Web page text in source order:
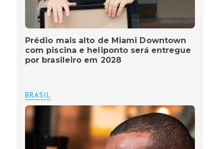
Prédio mais alto de Miami Downtown
com piscina e heliponto será entregue
por brasileiro em 2028
BRASIL